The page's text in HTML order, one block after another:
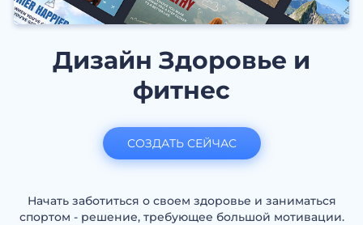
Дизайн Здоровье и
фитнес
Начать заботиться о своем здоровье и заниматься
спортом - решение, требующее большой мотивации.
СОЗДАТЬ СЕЙЧАС